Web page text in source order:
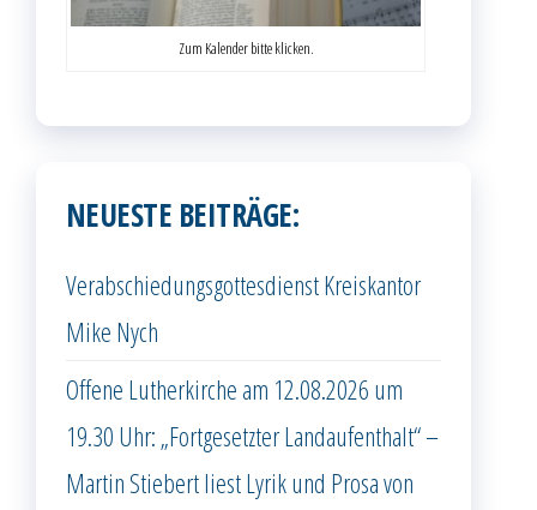
Zum Kalender bitte klicken.
NEUESTE BEITRÄGE:
Verabschiedungsgottesdienst Kreiskantor
Mike Nych
Offene Lutherkirche am 12.08.2026 um
19.30 Uhr: „Fortgesetzter Landaufenthalt“ –
Martin Stiebert liest Lyrik und Prosa von